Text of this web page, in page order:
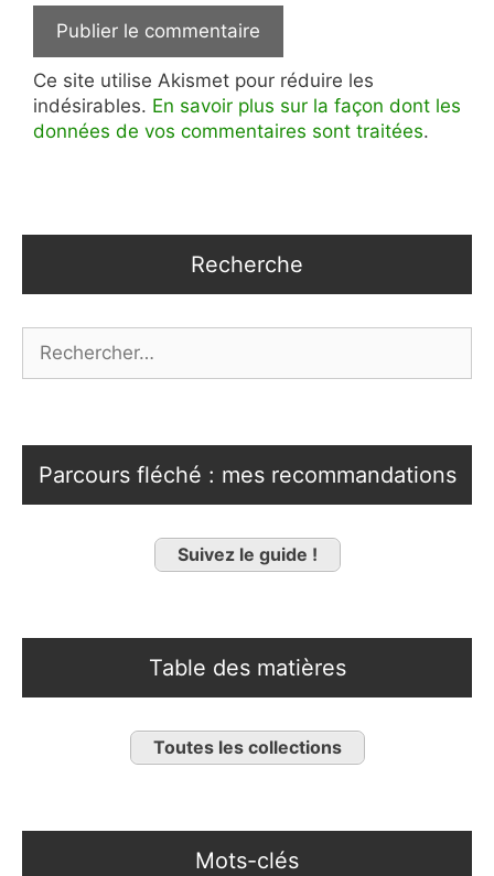
Ce site utilise Akismet pour réduire les
indésirables. En savoir plus sur la façon dont les
données de vos commentaires sont traitées.
Recherche
Parcours fléché : mes recommandations
Suivez le guide !
Table des matières
Toutes les collections
Mots-clés